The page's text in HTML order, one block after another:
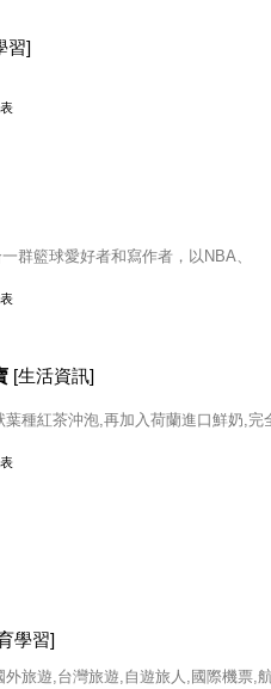
習]
群籃球愛好者和寫作者，以NBA、
[生活資訊]
種紅茶沖泡,再加入荷蘭進口鮮奶,完
學習]
旅遊,台灣旅遊,自遊旅人,國際機票,